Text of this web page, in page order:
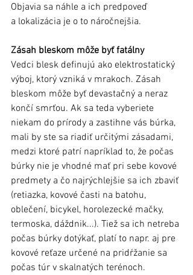
Objavia sa náhle a ich predpoveď
a lokalizácia je o to náročnejšia.
Zásah bleskom môže byť fatálny
Vedci blesk definujú ako elektrostatický
výboj, ktorý vzniká v mrakoch. Zásah
bleskom môže byť devastačný a neraz
končí smrťou. Ak sa teda vyberiete
niekam do prírody a zastihne vás búrka,
mali by ste sa riadiť určitými zásadami,
medzi ktoré patrí napríklad to, že počas
búrky nie je vhodné mať pri sebe kovové
predmety a čo najrýchlejšie sa ich zbaviť
(retiazka, kovové časti na batohu,
oblečení, bicykel, horolezecké mačky,
termoska, dáždnik...). Tiež sa ich netreba
počas búrky dotýkať, platí to napr. aj pre
kovové reťaze určené na pridŕžanie sa
počas túr v skalnatých terénoch.